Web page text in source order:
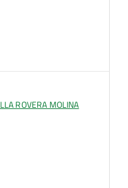
ROVERA MOLINA